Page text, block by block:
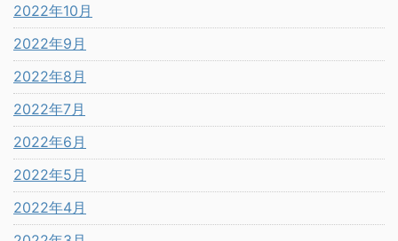
2022年10月
2022年9月
2022年8月
2022年7月
2022年6月
2022年5月
2022年4月